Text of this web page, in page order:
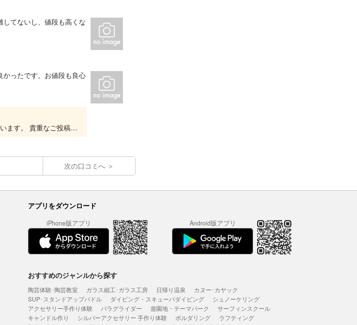
てないし、値段も高くな
ったです。お値段も良心
いつもキッズランドUS 神奈川厚木店をご利用いただき誠にありがとうございます。 貴重なご投稿をいただきありがとうございます。 大変嬉しいお言葉をいただき、スタッフ一同、とても励みになり...
次の口コミへ
アプリをダウンロード
iPhone版アプリ Android版アプリ
おすすめのジャンルから探す
陶芸体験･陶芸教室 ガラス細工･ガラス工房 日帰り温泉
カヌー･カヤック
SUP･スタンドアップパドル
ダイビング・スキューバダイビング
シュノーケリング
アクセサリー手作り体験
パラグライダー 遊園地・テーマパーク
サーフィンスクール
キャンドル作り
シルバーアクセサリー 手作り体験 ボルダリング
ラフティング